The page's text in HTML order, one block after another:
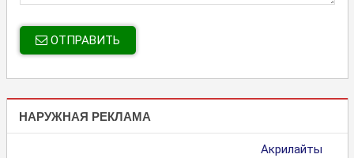
ОТПРАВИТЬ
НАРУЖНАЯ РЕКЛАМА
Акрилайты